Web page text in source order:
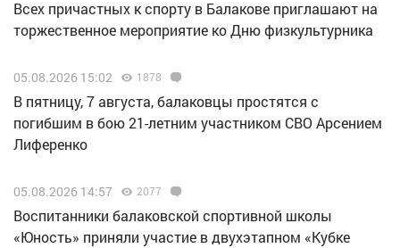
Всех причастных к спорту в Балакове приглашают на
торжественное мероприятие ко Дню физкультурника
05.08.2026 15:02 1878
В пятницу, 7 августа, балаковцы простятся с
погибшим в бою 21-летним участником СВО Арсением
Лиференко
05.08.2026 14:57 2077
Воспитанники балаковской спортивной школы
«Юность» приняли участие в двухэтапном «Кубке